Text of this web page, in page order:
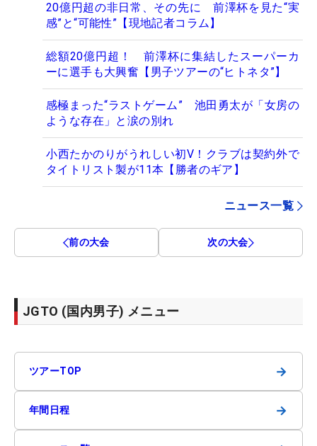
20億円超の非日常、その先に 前澤杯を見た“実
感”と“可能性”【現地記者コラム】
総額20億円超！ 前澤杯に集結したスーパーカ
ーに選手も大興奮【男子ツアーの“ヒトネタ”】
感極まった“ラストゲーム” 池田勇太が「女房の
ような存在」と涙の別れ
小西たかのりがうれしい初V！クラブは契約外で
タイトリスト製が11本【勝者のギア】
ニュース一覧
前の大会 次の大会
JGTO (国内男子) メニュー
ツアーTOP →
年間日程 →